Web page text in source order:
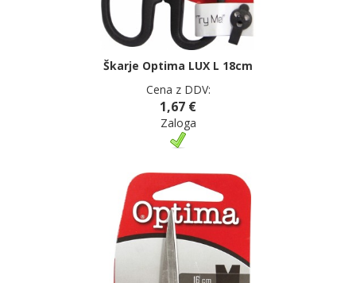
Škarje Optima LUX L 18cm
Cena z DDV:
1,67 €
Zaloga